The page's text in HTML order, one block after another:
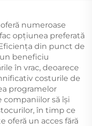
numeroase
opțiunea preferată
din punct de
beneficiu
în vrac, deoarece
costurile de
programelor
să își
în timp ce
oferă un acces fără